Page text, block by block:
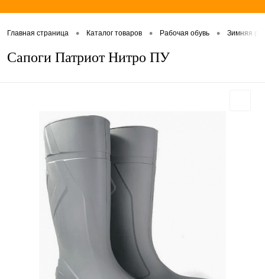
Главная страница • Каталог товаров • Рабочая обувь • Зимняя
Сапоги Патриот Нитро ПУ